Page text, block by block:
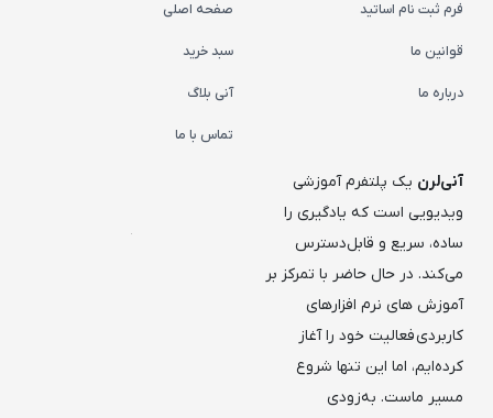
فرم ثبت نام اساتید
قوانین ما
درباره ما
صفحه اصلی
سبد خرید
آنی بلاگ
تماس با ما
آنی‌لرن یک پلتفرم آموزشی
ویدیویی است که یادگیری را
ساده، سریع و قابل‌دسترس
می‌کند. در حال حاضر با تمرکز بر
آموزش های نرم افزارهای
کاربردی فعالیت خود را آغاز
کرده‌ایم، اما این تنها شروع
مسیر ماست. به‌زودی